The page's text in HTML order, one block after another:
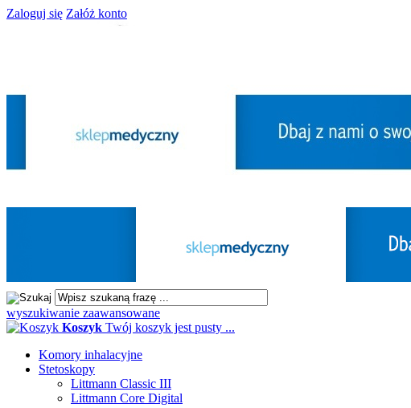
Zaloguj się Załóż konto
wyszukiwanie zaawansowane
Koszyk Twój koszyk jest pusty ...
Komory inhalacyjne
Stetoskopy
Littmann Classic III
Littmann Core Digital